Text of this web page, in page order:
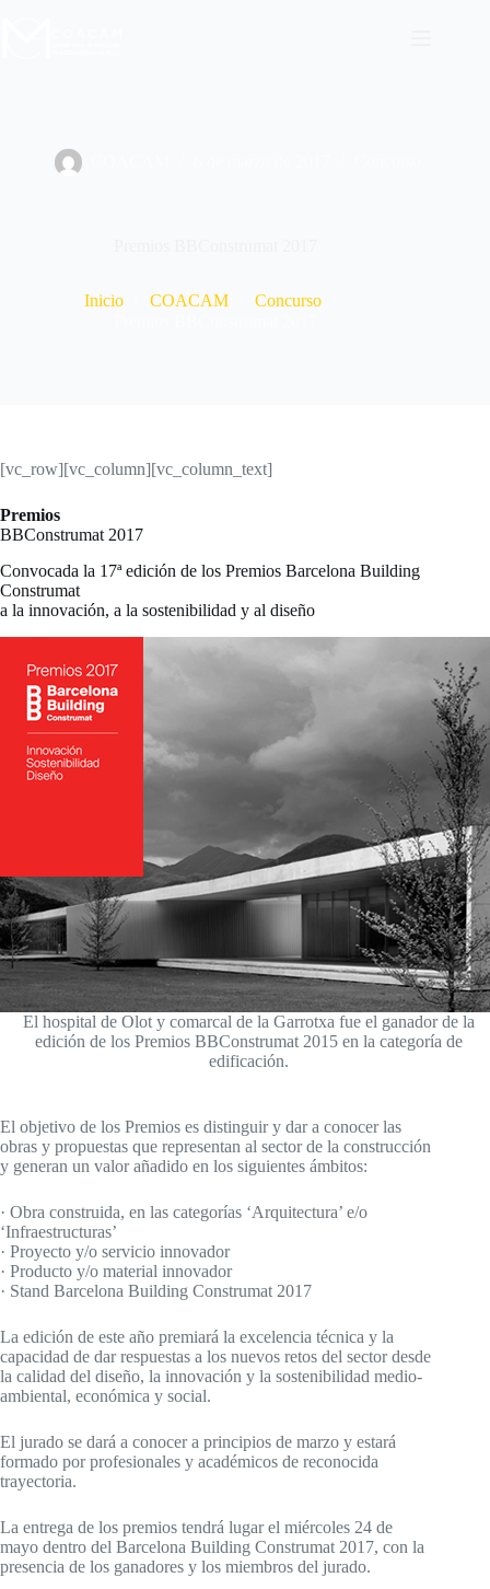
Inicio COACAM
Concurso
[vc_row][vc_column][vc_column_text]
Premios
BBConstrumat 2017
Convocada la 17ª edición de los Premios Barcelona Building
Construmat
a la innovación, a la sostenibilidad y al diseño
El hospital de Olot y comarcal de la Garrotxa fue el ganador de la
edición de los Premios BBConstrumat 2015 en la categoría de
edificación.
El objetivo de los Premios es distinguir y dar a conocer las
obras y propuestas que representan al sector de la construcción
y generan un valor añadido en los siguientes ámbitos:
· Obra construida, en las categorías ‘Arquitectura’ e/o
‘Infraestructuras’
· Proyecto y/o servicio innovador
· Producto y/o material innovador
· Stand Barcelona Building Construmat 2017
La edición de este año premiará la excelencia técnica y la
capacidad de dar respuestas a los nuevos retos del sector desde
la calidad del diseño, la innovación y la sostenibilidad medio-
ambiental, económica y social.
El jurado se dará a conocer a principios de marzo y estará
formado por profesionales y académicos de reconocida
trayectoria.
La entrega de los premios tendrá lugar el miércoles 24 de
mayo dentro del Barcelona Building Construmat 2017, con la
presencia de los ganadores y los miembros del jurado.